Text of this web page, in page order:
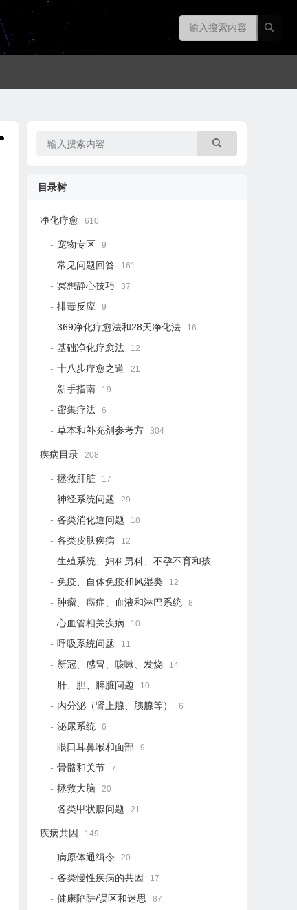
目录树
净化疗愈 610
宠物专区 9
常见问题回答 161
冥想静心技巧 37
排毒反应 9
369净化疗愈法和28天净化法 16
基础净化疗愈法 12
十八步疗愈之道 21
新手指南 19
密集疗法 6
草本和补充剂参考方 304
疾病目录 208
拯救肝脏 17
神经系统问题 29
各类消化道问题 18
各类皮肤疾病 12
生殖系统、妇科男科、不孕不育和孩子健康
免疫、自体免疫和风湿类 12
肿瘤、癌症、血液和淋巴系统 8
心血管相关疾病 10
呼吸系统问题 11
新冠、感冒、咳嗽、发烧 14
肝、胆、脾脏问题 10
内分泌（肾上腺、胰腺等） 6
泌尿系统 6
眼口耳鼻喉和面部 9
骨骼和关节 7
拯救大脑 20
各类甲状腺问题 21
疾病共因 149
病原体通缉令 20
各类慢性疾病的共因 17
健康陷阱/误区和迷思 87